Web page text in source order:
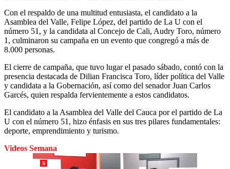
Con el respaldo de una multitud entusiasta, el candidato a la
Asamblea del Valle, Felipe López, del partido de La U con el
número 51, y la candidata al Concejo de Cali, Audry Toro, número
1, culminaron su campaña en un evento que congregó a más de
8.000 personas.
El cierre de campaña, que tuvo lugar el pasado sábado, contó con la
presencia destacada de Dilian Francisca Toro, líder política del Valle
y candidata a la Gobernación, así como del senador Juan Carlos
Garcés, quien respalda fervientemente a estos candidatos.
El candidato a la Asamblea del Valle del Cauca por el partido de La
U con el número 51, hizo énfasis en sus tres pilares fundamentales:
deporte, emprendimiento y turismo.
Videos Semana